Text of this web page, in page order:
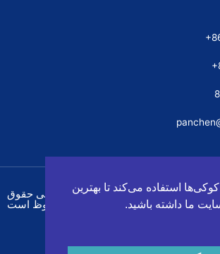
استفاده می‌کند تا بهترین
ما داشته باشید.
© کپی‌رایت ۲۰۲۲ شرکت ساینده‌های ژنگژو هایشو - تمامی حقوق
محفوظ است